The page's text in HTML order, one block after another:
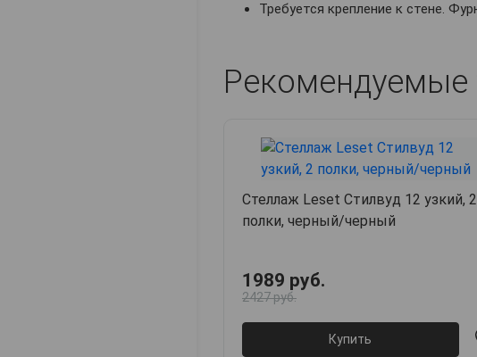
Требуется крепление к стене.
Рекомендуемые
Стеллаж Leset Стилвуд 12 узкий, 2
полки, черный/черный
1989 руб.
2427 руб.
Купить